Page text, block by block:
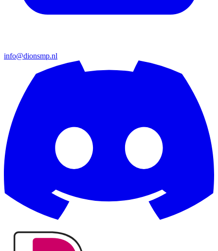
info@dionsmp.nl